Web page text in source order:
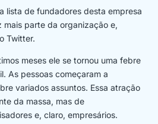
lista de fundadores desta empresa
mais parte da organização e,
Twitter.
meses ele se tornou uma febre
As pessoas começaram a
variados assuntos. Essa atração
da massa, mas de
e, claro, empresários.